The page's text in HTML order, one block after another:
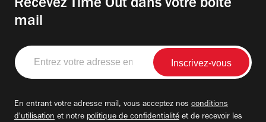
Recevez Time Out dans votre boite
mail
Entrez
votre
adresse
En entrant votre adresse mail, vous acceptez nos conditions
d'utilisation et notre politique de confidentialité et de recevoir les